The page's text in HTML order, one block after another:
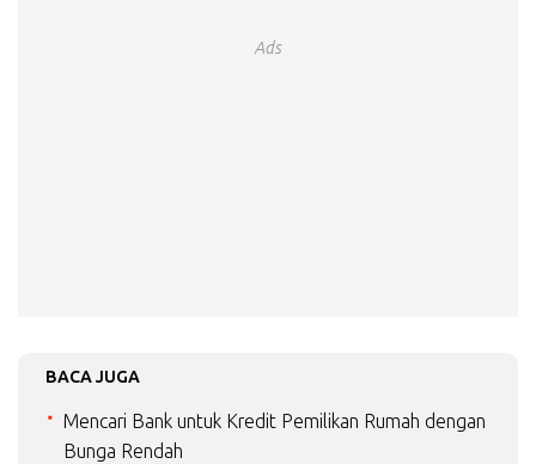
Ads
BACA JUGA
Mencari Bank untuk Kredit Pemilikan Rumah dengan
Bunga Rendah